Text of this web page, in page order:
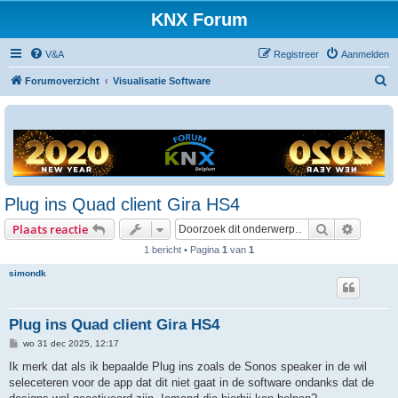
KNX Forum
V&A Aanmelden
Registreer
Forumoverzicht Visualisatie Software
Plug ins Quad client Gira HS4
Plaats reactie Zoek
1 bericht • Pagina 1 van 1
simondk
Plug ins Quad client Gira HS4
B
c
wo 31 dec 2025, 12:17
Ik merk dat als ik bepaalde Plug ins zoals de Sonos speaker in de wil
seleceteren voor de app dat dit niet gaat in de software ondanks dat de